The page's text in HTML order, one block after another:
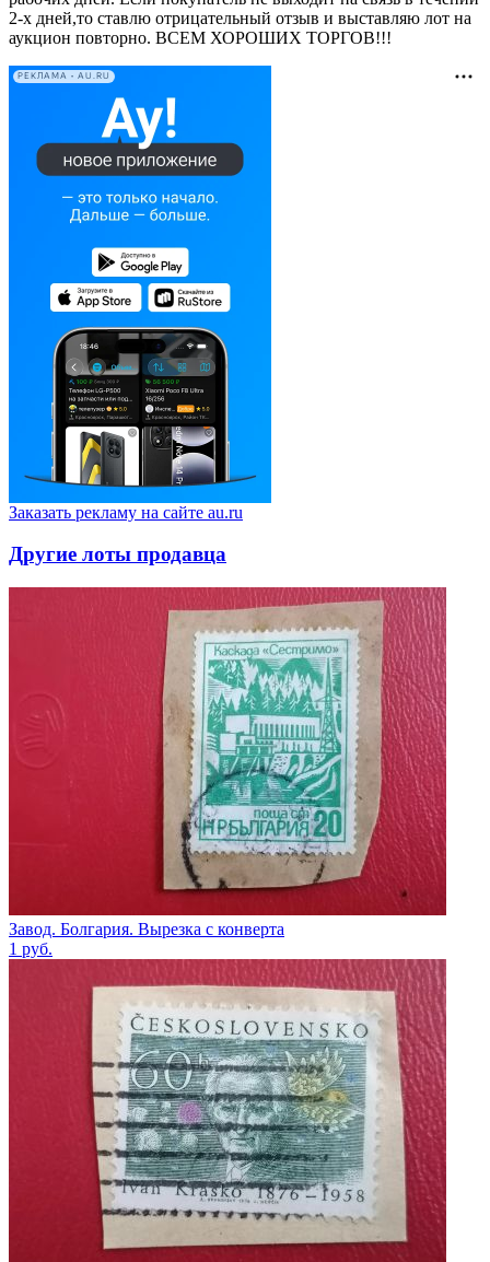
2-х дней,то ставлю отрицательный отзыв и выставляю лот на
аукцион повторно. ВСЕМ ХОРОШИХ ТОРГОВ!!!
РЕКЛАМА • AU.RU
Заказать рекламу на сайте au.ru
Другие лоты продавца
Завод. Болгария. Вырезка с конверта
1 руб.